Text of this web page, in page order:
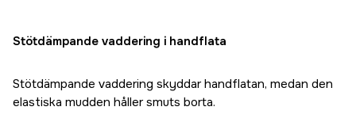
Stötdämpande vaddering i handflata
Stötdämpande vaddering skyddar handflatan, medan den
elastiska mudden håller smuts borta.